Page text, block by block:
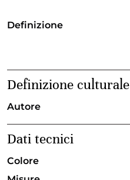
Definizione
Definizione culturale
Autore
Dati tecnici
Colore